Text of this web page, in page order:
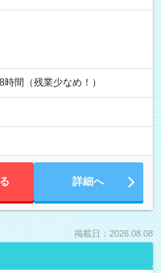
間（残業少なめ！）
詳細へ
掲載日：2026.08.08